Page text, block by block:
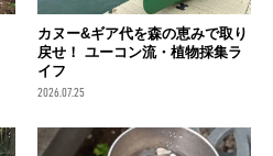
カヌー&ギア代を森の恵みで取り
戻せ！ ユーコン流・植物採集ラ
イフ
2026.07.25